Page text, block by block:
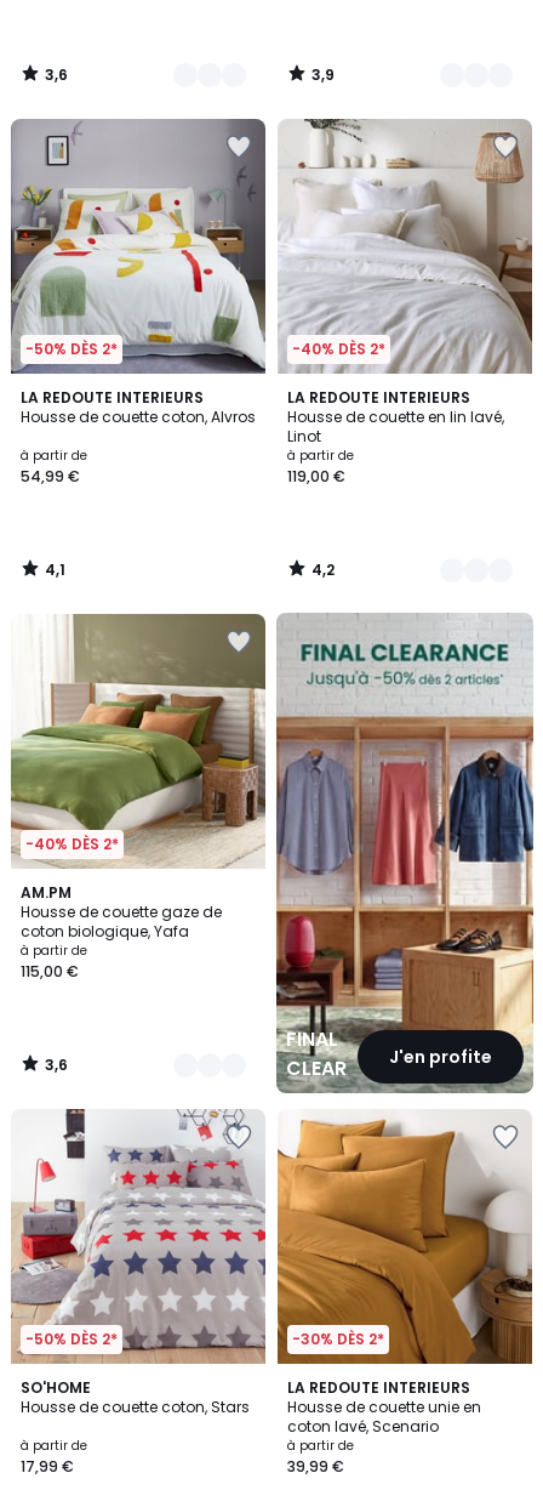
79,99
€. 3,6
/
3,9
/
-50% DÈS 2*
LA REDOUTE INTERIEURS
Housse de couette coton, Alvros
à partir de
54,99 €
4,1
/ 5
4,1
/
-40% DÈS 2*
LA REDOUTE INTERIEURS
Housse de couette en lin lavé,
Linot
à partir de
119,00 €
4,2
/ 5
21
Couleurs
4,2
/
-40% DÈS 2*
AM.PM
Housse de couette gaze de
coton biologique, Yafa
à partir de
115,00 €
3,6
/ 5
20
Couleurs
3,6
/
FINAL
CLEARANCEJ'en profite
FINAL
CLEARANCE
-50% DÈS 2*
SO'HOME
Housse de couette coton, Stars
à partir de
17,99 €
4,2
/ 5
-30% DÈS 2*
LA REDOUTE INTERIEURS
Housse de couette unie en
coton lavé, Scenario
à partir de
39,99 €
4,2
/ 5
18
Couleurs